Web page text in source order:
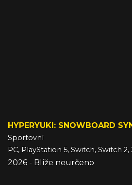
HYPERYUKI: SNOWBOARD
Sportovní
PC, PlayStation 5, Switch, Switch 2,
2026 - Blíže neurčeno